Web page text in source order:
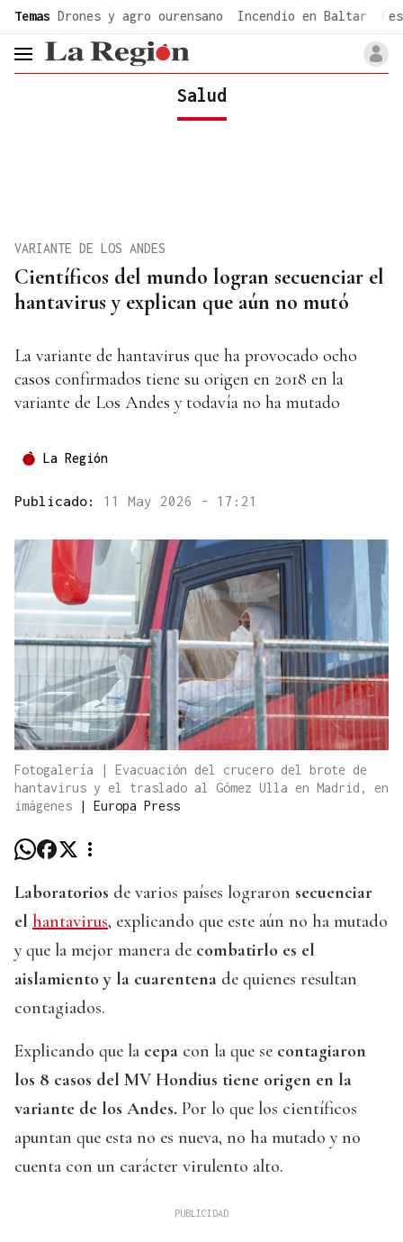
Temas Drones y agro ourensano Incendio en Baltar
header.menu.open
Salud
Científicos del mundo logran secuenciar el
hantavirus y explican que aún no mutó
VARIANTE DE LOS ANDES
La variante de hantavirus que ha provocado ocho
casos confirmados tiene su origen en 2018 en la
variante de Los Andes y todavía no ha mutado
La Región
Publicado: 11 May 2026 - 17:21
Fotogalería | Evacuación del crucero del brote de
hantavirus y el traslado al Gómez Ulla en Madrid, en
imágenes
| Europa Press
Laboratorios de varios países lograron secuenciar
el hantavirus, explicando que este aún no ha mutado
y que la mejor manera de combatirlo es el
aislamiento y la cuarentena de quienes resultan
contagiados.
Explicando que la cepa con la que se contagiaron
los 8 casos del MV Hondius tiene origen en la
variante de los Andes. Por lo que los científicos
apuntan que esta no es nueva, no ha mutado y no
cuenta con un carácter virulento alto.